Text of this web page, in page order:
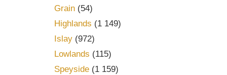
Grain(54)
Highlands (1 149)
Islay(972)
Lowlands (115)
Speyside(1 159)